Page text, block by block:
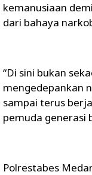
kemanusiaan
dari bahaya
“Di sini bukan
mengedepankan
sampai terus
pemuda generasi
Polrestabes